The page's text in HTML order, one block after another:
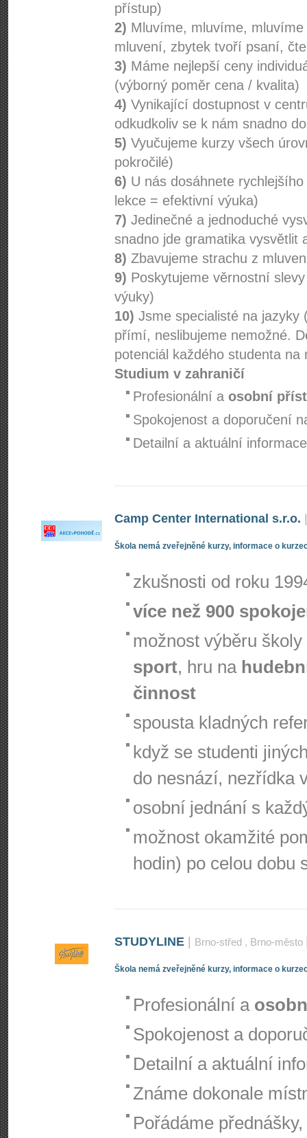
přístup)
2) Mluvíme, mluvíme,
mluvení, zbytek tvoří psaní,
3) Máme nejlepší ceny
(výborný poměr cena / kvalita)
4) Vynikající dostupnost v
odkudkoliv se k nám snadno
5) Vyučujeme kurzy všech
pokročilé)
6) U nás dosáhnete
lekce = efektivní výuka)
7) Jedinečné a jednoduché
snadno jde gramatika vysvětlit
8) Zbavujeme strachu z
9) Poskytujeme věrnostní
výuky)
10) Jsme specialisté na
přímí, neslibujeme nemožné.
potenciál každého studenta na
Studium v zahraničí
Profesionální a osobní
Spokojenost a doporučení
Detailní a aktuální
Camp Center International s.r.o.
Škola nemá zveřejněné kurzy, informace o
zkušnosti od roku
více než 900
možnost výběru
sport, hru na
činnost
spousta kladných
když se studenti
do nesnází, nezřídka
osobní jednání s
možnost okamžité
hodin) po celou dobu
STUDYLINE Brno-střed , Brno-město
Škola nemá zveřejněné kurzy, informace o
Profesionální a
Spokojenost a
Detailní a aktuální
Známe dokonale
Pořádáme